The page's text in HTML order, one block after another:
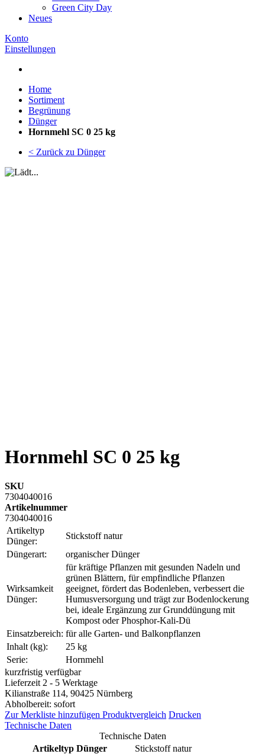
Green City Day
Neues
Konto
Einstellungen
Home
Sortiment
Begrünung
Dünger
Hornmehl SC 0 25 kg
< Zurück zu Dünger
Hornmehl SC 0 25 kg
SKU
7304040016
Artikelnummer
7304040016
Artikeltyp
Dünger:
Stickstoff natur
Düngerart:
organischer Dünger
Wirksamkeit
Dünger:
für kräftige Pflanzen mit gesunden Nadeln und
grünen Blättern, für empfindliche Pflanzen
geeignet, fördert das Bodenleben, verbessert die
Humusversorgung und trägt zur Bodenlockerung
bei, ideale Ergänzung zur Grunddüngung mit
Kompost oder Phosphor-Kali-Dü
Einsatzbereich: für alle Garten- und Balkonpflanzen
Inhalt (kg):
25 kg
Serie:
Hornmehl
kurzfristig verfügbar
Lieferzeit 2 - 5 Werktage
Kilianstraße 114, 90425 Nürnberg
Abholbereit: sofort
Zur Merkliste hinzufügen Produktvergleich Drucken
Technische Daten
Technische Daten
Artikeltyp Dünger
Stickstoff natur